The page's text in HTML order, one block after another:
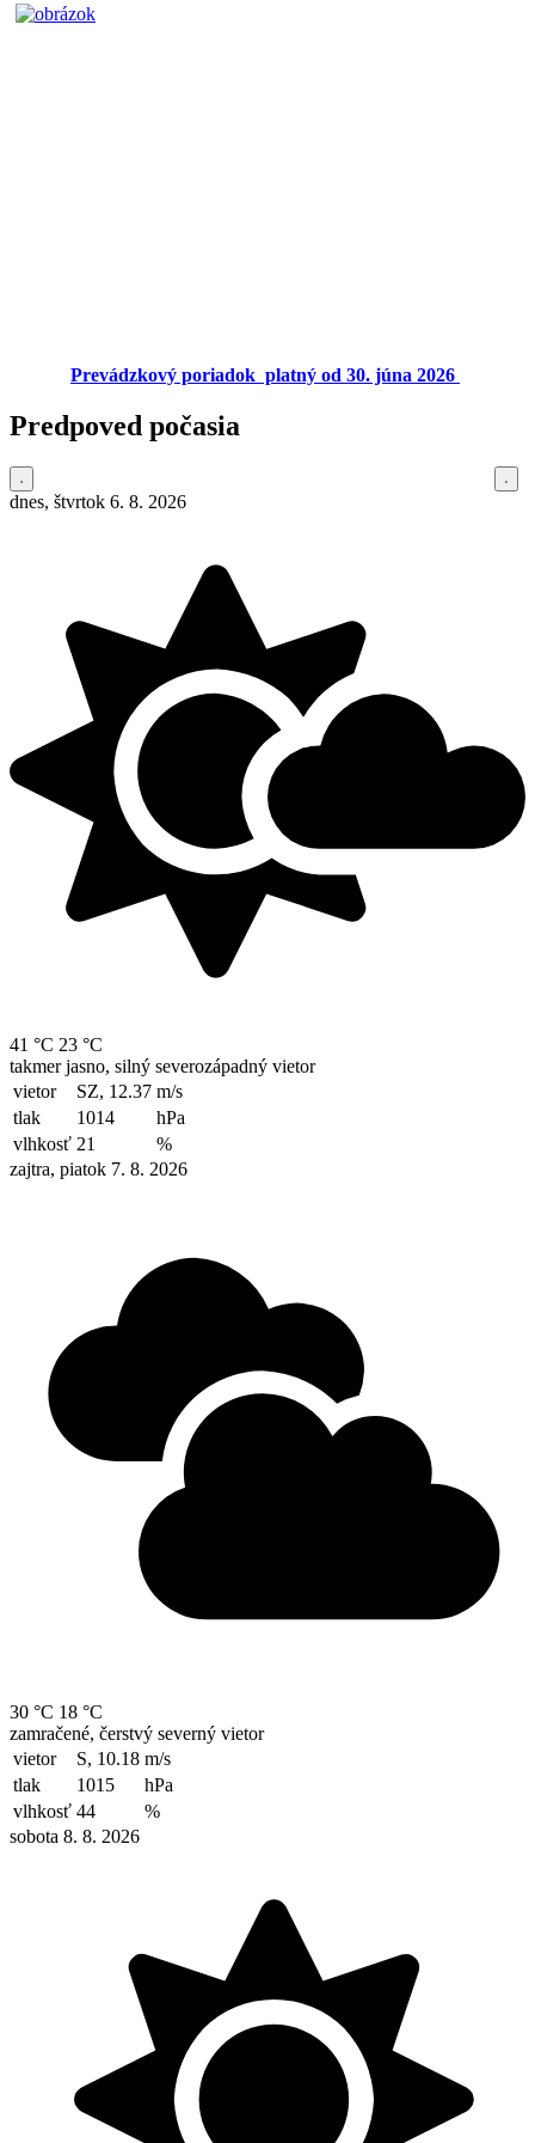
Prevádzkový poriadok platný od 30. júna 2026
Predpoved počasia
dnes, štvrtok 6. 8. 2026
41 °C 23 °C
takmer jasno, silný severozápadný vietor
vietor
SZ, 12.37 m/s
tlak
1014
hPa
vlhkosť 21
%
zajtra, piatok 7. 8. 2026
30 °C 18 °C
zamračené, čerstvý severný vietor
vietor
S, 10.18 m/s
tlak
1015
hPa
vlhkosť 44
%
sobota 8. 8. 2026